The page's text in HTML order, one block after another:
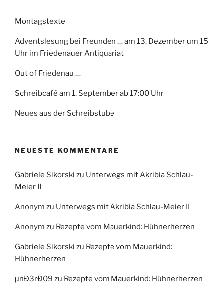
Montagstexte
Adventslesung bei Freunden … am 13. Dezember um 15
Uhr im Friedenauer Antiquariat
Out of Friedenau …
Schreibcafé am 1. September ab 17:00 Uhr
Neues aus der Schreibstube
NEUESTE KOMMENTARE
Gabriele Sikorski zu Unterwegs mit Akribia Schlau-
Meier II
Anonym zu Unterwegs mit Akribia Schlau-Meier II
Anonym zu Rezepte vom Mauerkind: Hühnerherzen
Gabriele Sikorski zu Rezepte vom Mauerkind:
Hühnerherzen
µnÐ3rÐ09 zu Rezepte vom Mauerkind: Hühnerherzen